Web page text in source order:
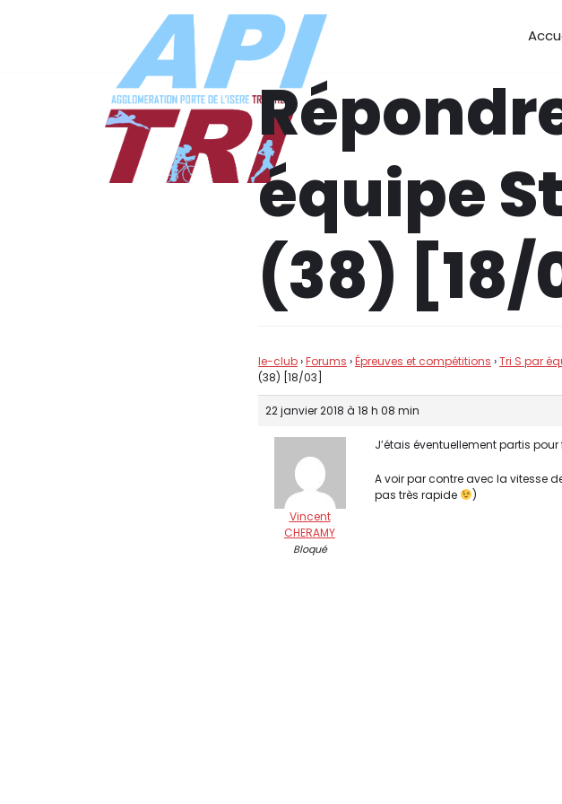
équipe
(38) [18/
le-club›Forums ›Épreuves et compétitions ›Tri S par
(38) [18/03]
22 janvier 2018 à 18 h 08 min
Vincent
CHERAMY
Bloqué
J’étais éventuellement partis
A voir par contre avec la vitesse
pas très rapide
)